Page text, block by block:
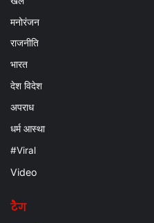
मनोरंजन
राजनीति
भारत
देश विदेश
अपराध
धर्म आस्था
#Viral
Video
टैग